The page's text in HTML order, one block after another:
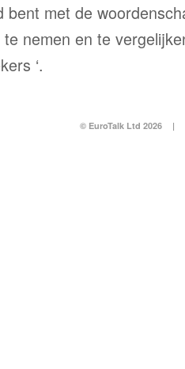
bent met de
nemen en te
‘.
© EuroTalk Ltd 2026 |